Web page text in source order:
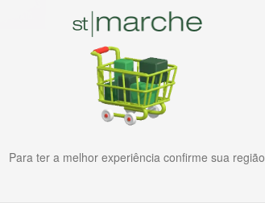
Para ter a melhor experiência confirme sua região